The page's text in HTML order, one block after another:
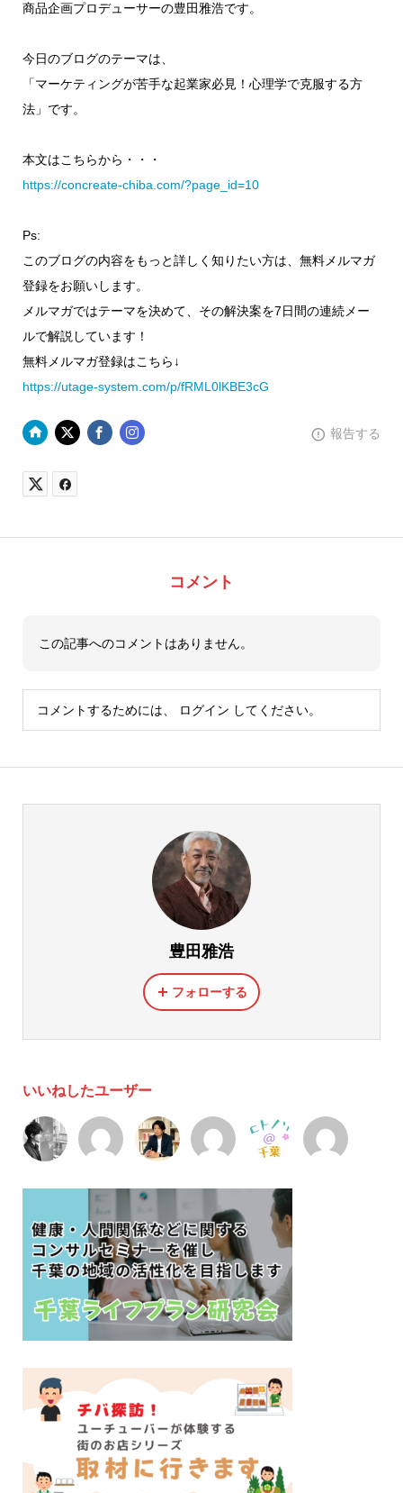
商品企画プロデューサーの豊田雅浩です。
今日のブログのテーマは、
「マーケティングが苦手な起業家必見！心理学で克服する方
法」です。
本文はこちらから・・・
https://concreate-chiba.com/?page_id=10
Ps:
このブログの内容をもっと詳しく知りたい方は、無料メルマガ
登録をお願いします。
メルマガではテーマを決めて、その解決案を7日間の連続メー
ルで解説しています！
無料メルマガ登録はこちら↓
https://utage-system.com/p/fRML0lKBE3cG
報告する
コメント
この記事へのコメントはありません。
コメントするためには、 ログイン してください。
豊田雅浩
フォローする
いいねしたユーザー